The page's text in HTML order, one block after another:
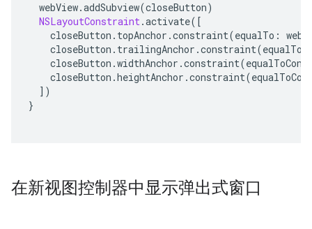
webView.addSubview(closeButton)
NSLayoutConstraint.activate([
closeButton . topAnchor .constraint(equalTo :
closeButton . trailingAnchor .constraint(equalTo
closeButton .widthAnchor .constraint(
closeButton .heightAnchor .constraint(
])
}
在新视图控制器中显示弹出式窗口